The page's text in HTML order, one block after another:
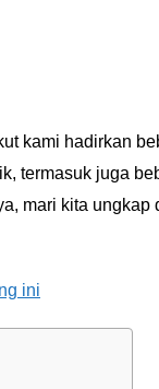
kami hadirkan
termasuk juga
mari kita ungkap
ini